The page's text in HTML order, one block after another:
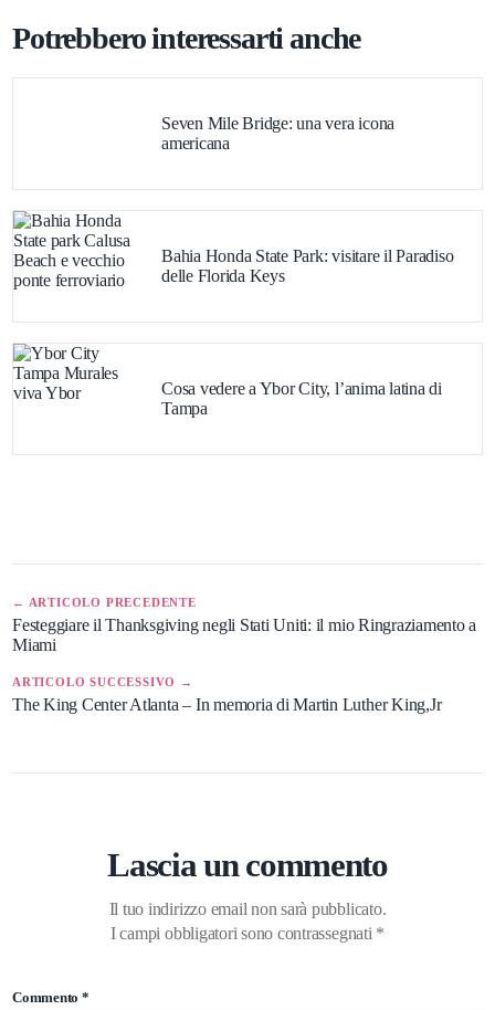
Potrebbero interessarti anche
Seven Mile Bridge: una vera icona
americana
Bahia Honda State Park: visitare il Paradiso
delle Florida Keys
Cosa vedere a Ybor City, l’anima latina di
Tampa
← ARTICOLO PRECEDENTE
Festeggiare il Thanksgiving negli Stati Uniti: il mio Ringraziamento a
Miami
ARTICOLO SUCCESSIVO →
The King Center Atlanta – In memoria di Martin Luther King,Jr
Lascia un commento
Il tuo indirizzo email non sarà pubblicato.
I campi obbligatori sono contrassegnati *
Commento *